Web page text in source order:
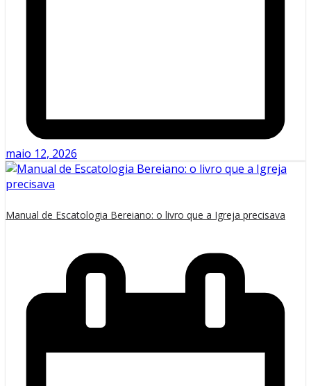
maio 12, 2026
Manual de Escatologia Bereiano: o livro que a Igreja precisava